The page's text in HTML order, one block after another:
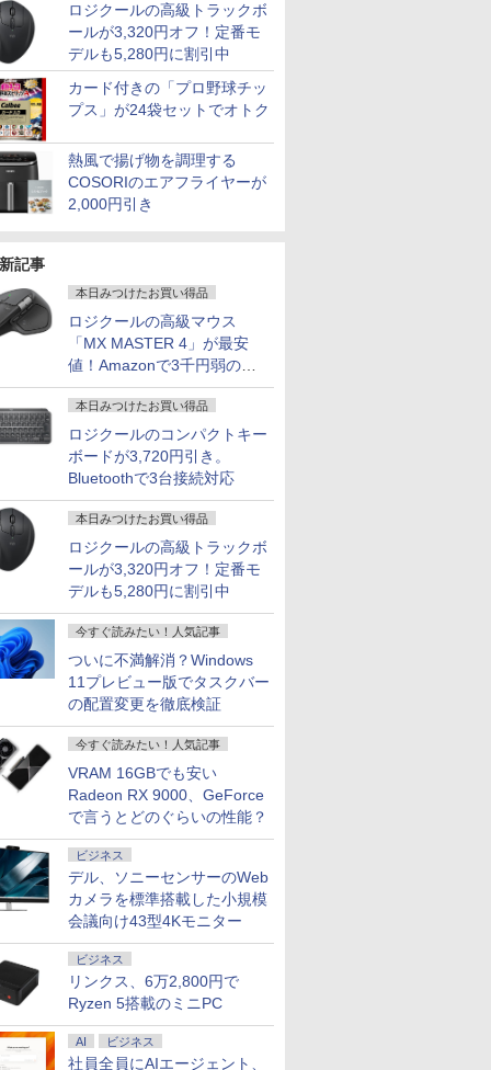
ロジクールの高級トラックボ
ールが3,320円オフ！定番モ
デルも5,280円に割引中
カード付きの「プロ野球チッ
プス」が24袋セットでオトク
熱風で揚げ物を調理する
COSORIのエアフライヤーが
2,000円引き
記事
本日みつけたお買い得品
ロジクールの高級マウス
「MX MASTER 4」が最安
値！Amazonで3千円弱の割
引
本日みつけたお買い得品
ロジクールのコンパクトキー
ボードが3,720円引き。
Bluetoothで3台接続対応
本日みつけたお買い得品
ロジクールの高級トラックボ
ールが3,320円オフ！定番モ
デルも5,280円に割引中
今すぐ読みたい！人気記事
ついに不満解消？Windows
11プレビュー版でタスクバー
の配置変更を徹底検証
今すぐ読みたい！人気記事
VRAM 16GBでも安い
Radeon RX 9000、GeForce
で言うとどのぐらいの性能？
ビジネス
デル、ソニーセンサーのWeb
カメラを標準搭載した小規模
会議向け43型4Kモニター
ビジネス
リンクス、6万2,800円で
Ryzen 5搭載のミニPC
AI ビジネス
社員全員にAIエージェント、